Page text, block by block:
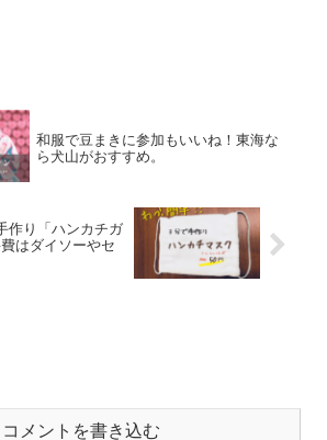
和服で豆まきに参加もいいね！東海な
ら犬山がおすすめ。
作り「ハンカチガ
はダイソーやセ
コメントを書き込む